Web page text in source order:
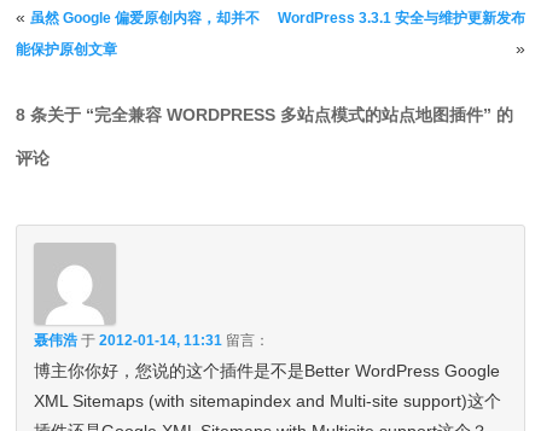
文章导航
«虽然 Google 偏爱原创内容，却并不
能保护原创文章
WordPress 3.3.1 安全与维护更新发布
»
8 条关于 “完全兼容 WORDPRESS 多站点模式的站点地图插件” 的
评论
聂伟浩 于2012-01-14, 11:31 留言：
博主你你好，您说的这个插件是不是Better WordPress Google
XML Sitemaps (with sitemapindex and Multi-site support)这个